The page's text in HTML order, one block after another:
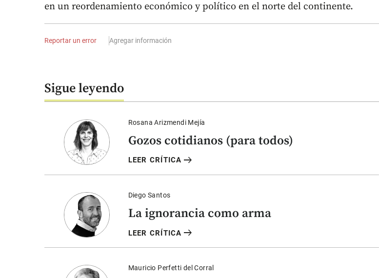
en un reordenamiento económico y político en el norte del continente.
Reportar un error Agregar información
Sigue leyendo
Rosana Arizmendi Mejía
Gozos cotidianos (para todos)
LEER CRÍTICA arrow_right_alt
Diego Santos
La ignorancia como arma
LEER CRÍTICA arrow_right_alt
Mauricio Perfetti del Corral